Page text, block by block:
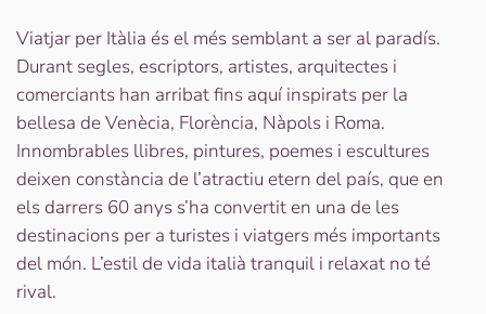
Escaped
Italy
Viatjar per Itàlia és el més semblant a ser al paradís.
Durant segles, escriptors, artistes, arquitectes i
comerciants han arribat fins aquí inspirats per la
bellesa de Venècia, Florència, Nàpols i Roma.
Innombrables llibres, pintures, poemes i escultures
deixen constància de l’atractiu etern del país, que en
els darrers 60 anys s’ha convertit en una de les
destinacions per a turistes i viatgers més importants
del món. L’estil de vida italià tranquil i relaxat no té
rival.